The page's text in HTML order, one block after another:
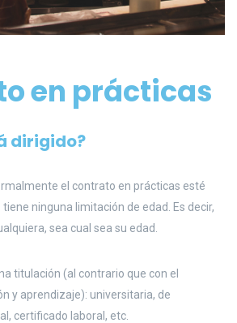
en prácticas
dirigido?
el contrato en prácticas esté
ninguna limitación de edad. Es decir,
sea cual sea su edad.
titulación (al contrario que con el
y aprendizaje): universitaria, de
certificado laboral, etc.